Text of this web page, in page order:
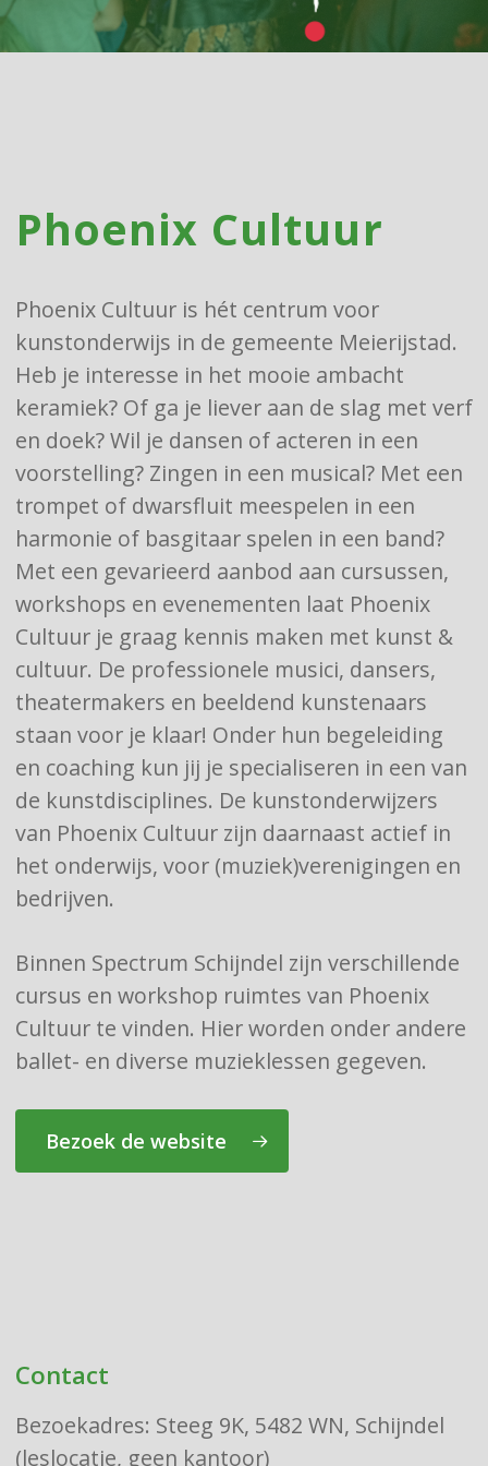
Phoenix Cultuur
Phoenix Cultuur is hét centrum voor
kunstonderwijs in de gemeente Meierijstad.
Heb je interesse in het mooie ambacht
keramiek? Of ga je liever aan de slag met verf
en doek? Wil je dansen of acteren in een
voorstelling? Zingen in een musical? Met een
trompet of dwarsfluit meespelen in een
harmonie of basgitaar spelen in een band?
Met een gevarieerd aanbod aan cursussen,
workshops en evenementen laat Phoenix
Cultuur je graag kennis maken met kunst &
cultuur. De professionele musici, dansers,
theatermakers en beeldend kunstenaars
staan voor je klaar! Onder hun begeleiding
en coaching kun jij je specialiseren in een van
de kunstdisciplines. De kunstonderwijzers
van Phoenix Cultuur zijn daarnaast actief in
het onderwijs, voor (muziek)verenigingen en
bedrijven.
Binnen Spectrum Schijndel zijn verschillende
cursus en workshop ruimtes van Phoenix
Cultuur te vinden. Hier worden onder andere
ballet- en diverse muzieklessen gegeven.
Bezoek de website
Contact
Bezoekadres: Steeg 9K, 5482 WN, Schijndel
(leslocatie, geen kantoor)